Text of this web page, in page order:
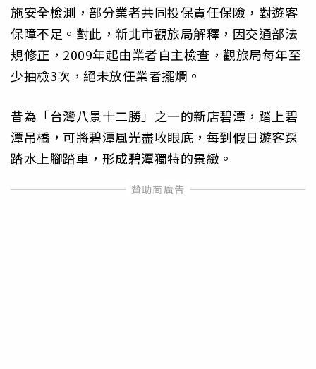
施安全檢測，部分業者共同投保責任保險，對遊客
保障不足。對此，新北市觀旅局解釋，因交通部法
規修正，2009年起由業者自主檢查，觀旅局每年至
少抽檢3次，絕未放任業者擺爛。
昔為「台灣八景十二勝」之一的新店碧潭，踏上碧
潭吊橋，可將碧潭風光盡收眼底，每到假日遊客踩
踏水上腳踏車，形成碧潭獨特的景緻。